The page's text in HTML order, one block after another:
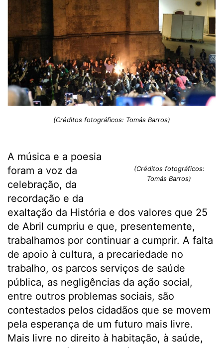
(Créditos fotográficos: Tomás Barros)
(Créditos fotográficos:
Tomás Barros)
A música e a poesia
foram a voz da
celebração, da
recordação e da
exaltação da História e dos valores que 25
de Abril cumpriu e que, presentemente,
trabalhamos por continuar a cumprir. A falta
de apoio à cultura, a precariedade no
trabalho, os parcos serviços de saúde
pública, as negligências da ação social,
entre outros problemas sociais, são
contestados pelos cidadãos que se movem
pela esperança de um futuro mais livre.
Mais livre no direito à habitação, à saúde,